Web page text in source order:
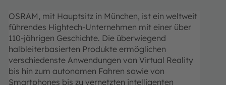
OSRAM, mit Hauptsitz in München, ist ein weltweit
führendes Hightech-Unternehmen mit einer über
110-jährigen Geschichte. Die überwiegend
halbleiterbasierten Produkte ermöglichen
verschiedenste Anwendungen von Virtual Reality
bis hin zum autonomen Fahren sowie von
Smartphones bis zu vernetzten intelligenten